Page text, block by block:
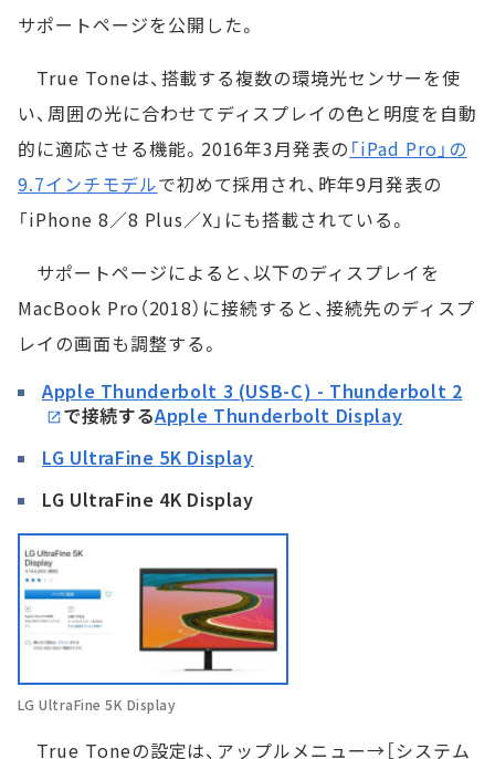
サポートページを公開した。
True Toneは、搭載する複数の環境光センサーを使
い、周囲の光に合わせてディスプレイの色と明度を自動
的に適応させる機能。2016年3月発表の 「iPad Pro」の
9.7インチモデルで初めて採用され、昨年9月発表の
「iPhone 8／8 Plus／X」にも搭載されている。
サポートページによると、以下のディスプレイを
MacBook Pro（2018）に接続すると、接続先のディスプ
レイの画面も調整する。
Apple Thunderbolt 3 (USB-C) - Thunderbolt 2
で接続するApple Thunderbolt Display
LG UltraFine 5K Display
LG UltraFine 4K Display
LG UltraFine 5K Display
True Toneの設定は、アップルメニュー→［システム